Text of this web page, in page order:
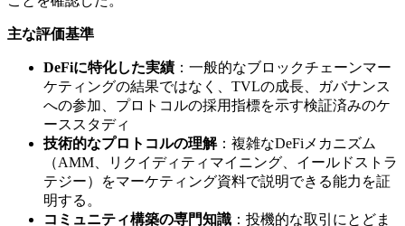
主な評価基準
DeFiに特化した実績 ：一般的なブロックチェーンマー
ケティングの結果ではなく、TVLの成長、ガバナンス
への参加、プロトコルの採用指標を示す検証済みのケ
ーススタディ
技術的なプロトコルの理解：複雑なDeFiメカニズム
（AMM、リクイディティマイニング、イールドストラ
テジー）をマーケティング資料で説明できる能力を証
明する。
コミュニティ構築の専門知識 ：投機的な取引にとどま